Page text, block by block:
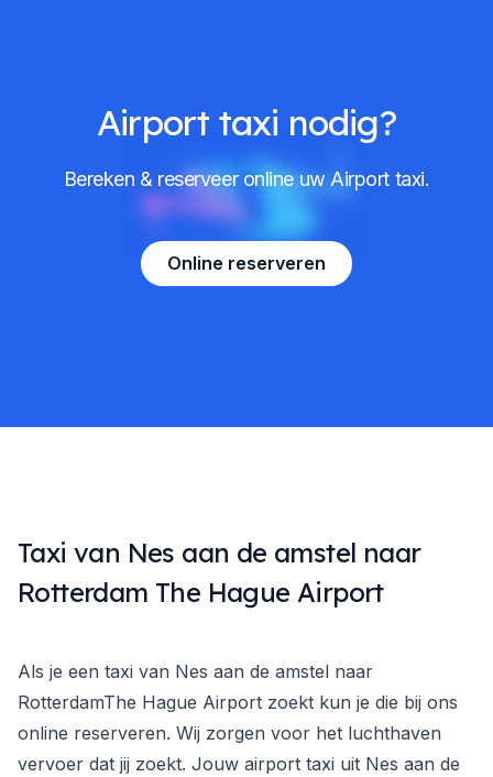
Airport taxi nodig?
Bereken & reserveer online uw Airport taxi.
Online reserveren
Taxi van Nes aan de amstel naar
Rotterdam The Hague Airport
Als je een taxi van Nes aan de amstel naar
RotterdamThe Hague Airport zoekt kun je die bij ons
online reserveren. Wij zorgen voor het luchthaven
vervoer dat jij zoekt. Jouw airport taxi uit Nes aan de